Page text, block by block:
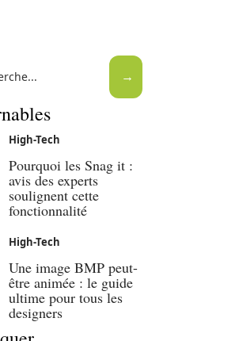
High-Tech
Pourquoi les Snag it :
avis des experts
soulignent cette
fonctionnalité
High-Tech
Une image BMP peut-
être animée : le guide
ultime pour tous les
designers